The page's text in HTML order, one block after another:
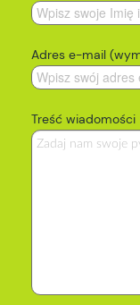
Adres e-mail
Treść wiadomości